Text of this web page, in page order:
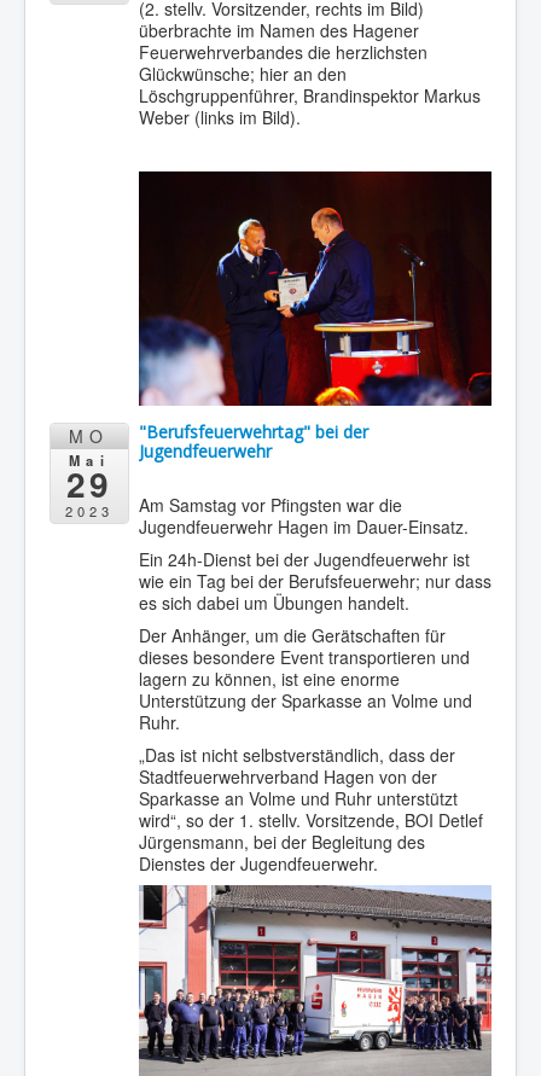
(2. stellv. Vorsitzender, rechts im Bild)
überbrachte im Namen des Hagener
Feuerwehrverbandes die herzlichsten
Glückwünsche; hier an den
Löschgruppenführer, Brandinspektor Markus
Weber (links im Bild).
MO
Mai
29
2023
"Berufsfeuerwehrtag" bei der
Jugendfeuerwehr
Am Samstag vor Pfingsten war die
Jugendfeuerwehr Hagen im Dauer-Einsatz.
Ein 24h-Dienst bei der Jugendfeuerwehr ist
wie ein Tag bei der Berufsfeuerwehr; nur dass
es sich dabei um Übungen handelt.
Der Anhänger, um die Gerätschaften für
dieses besondere Event transportieren und
lagern zu können, ist eine enorme
Unterstützung der Sparkasse an Volme und
Ruhr.
„Das ist nicht selbstverständlich, dass der
Stadtfeuerwehrverband Hagen von der
Sparkasse an Volme und Ruhr unterstützt
wird“, so der 1. stellv. Vorsitzende, BOI Detlef
Jürgensmann, bei der Begleitung des
Dienstes der Jugendfeuerwehr.